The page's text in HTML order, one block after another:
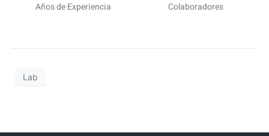
Años de Experiencia Colaboradores
Lab